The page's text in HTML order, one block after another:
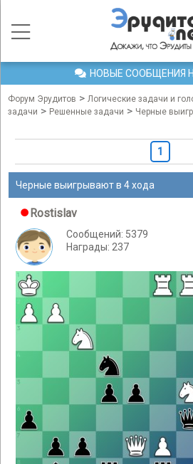
НОВЫЕ СООБЩЕНИЯ
Форум Эрудитов > Логические задачи и
задачи > Решенные задачи > Черные
1
Черные выигрывают в 4 хода
Rostislav
Сообщений: 5379
Награды: 237